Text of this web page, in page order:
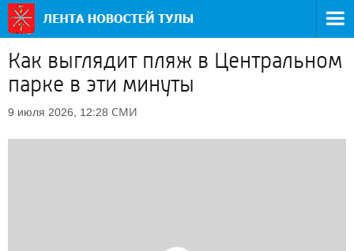
Как выглядит пляж в Центральном
парке в эти минуты
9 июля 2026, 12:28 СМИ